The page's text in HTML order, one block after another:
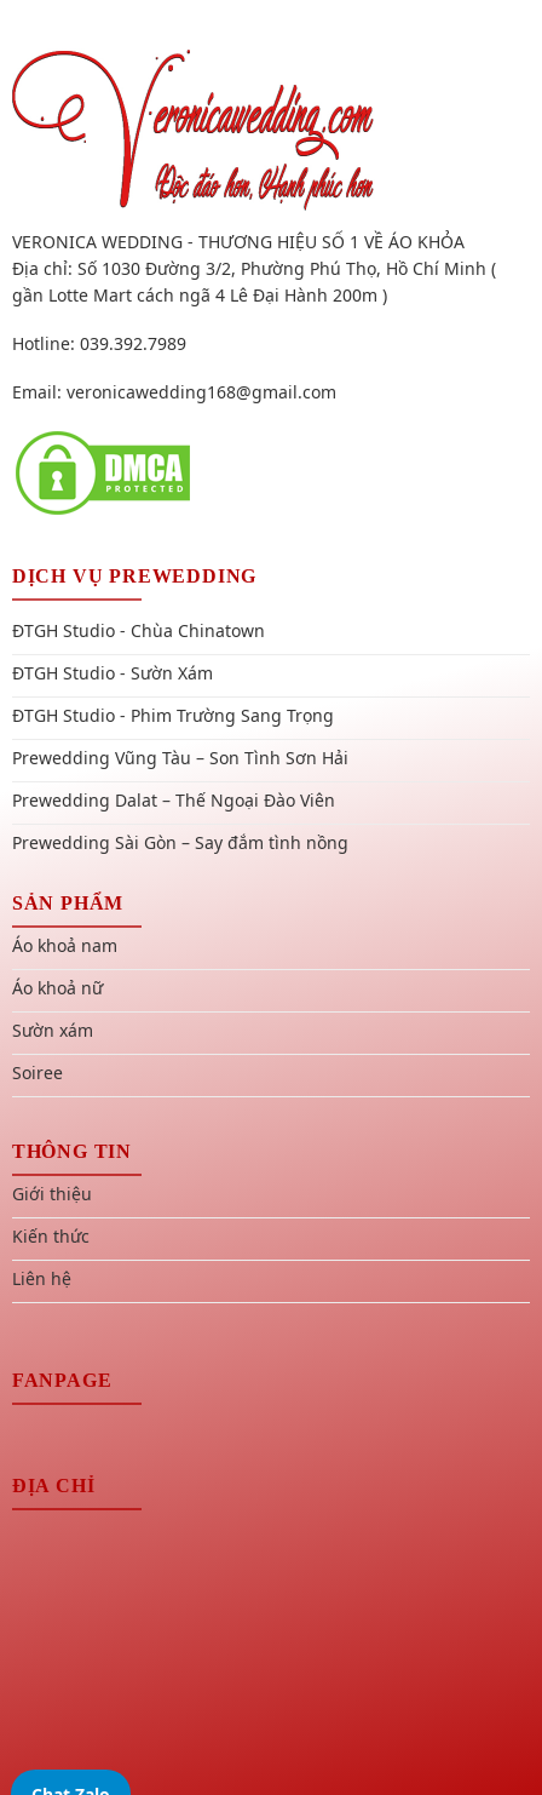
VERONICA WEDDING - THƯƠNG HIỆU SỐ 1 VỀ ÁO KHỎA
Địa chỉ: Số 1030 Đường 3/2, Phường Phú Thọ, Hồ Chí Minh (
gần Lotte Mart cách ngã 4 Lê Đại Hành 200m )
Hotline: 039.392.7989
Email: veronicawedding168@gmail.com
DỊCH VỤ PREWEDDING
ĐTGH Studio - Chùa Chinatown
ĐTGH Studio - Sườn Xám
ĐTGH Studio - Phim Trường Sang Trọng
Prewedding Vũng Tàu – Son Tình Sơn Hải
Prewedding Dalat – Thế Ngoại Đào Viên
Prewedding Sài Gòn – Say đắm tình nồng
SẢN PHẨM
Áo khoả nam
Áo khoả nữ
Sườn xám
Soiree
THÔNG TIN
Giới thiệu
Kiến thức
Liên hệ
FANPAGE
ĐỊA CHỈ